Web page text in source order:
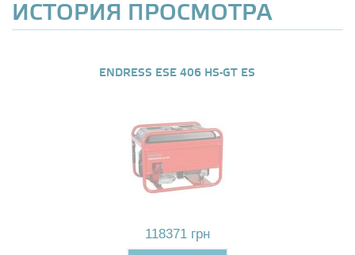
ИСТОРИЯ ПРОСМОТРА
ENDRESS ESE 406 HS-GT ES
118371 грн